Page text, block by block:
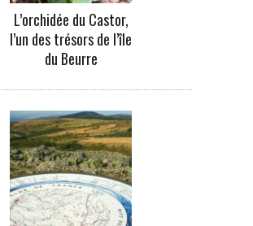
L’orchidée du Castor,
l’un des trésors de l’île
du Beurre